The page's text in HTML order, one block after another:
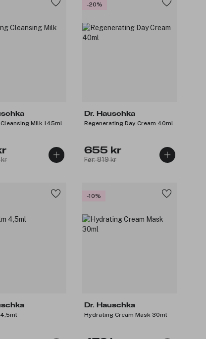
Milk 145ml
-20%
Dr. Hauschka
Regenerating Day Cream 40ml
655 kr
Før: 819 kr
-10%
Dr. Hauschka
Hydrating Cream Mask 30ml